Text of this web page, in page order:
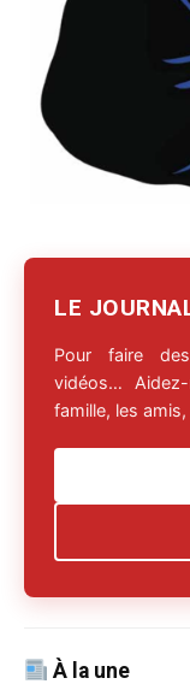
LE
Pour faire
vidéos…
famille, les
À la une